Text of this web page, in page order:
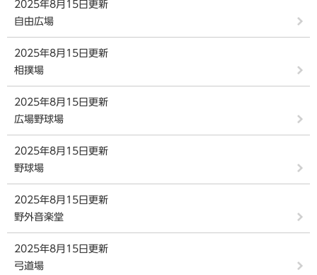
2025年8月15日更新
自由広場
2025年8月15日更新
相撲場
2025年8月15日更新
広場野球場
2025年8月15日更新
野球場
2025年8月15日更新
野外音楽堂
2025年8月15日更新
弓道場